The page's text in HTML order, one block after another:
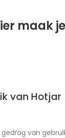
maak
van Hotjar
van